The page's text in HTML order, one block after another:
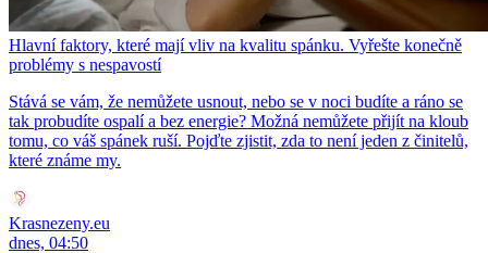
Hlavní faktory, které mají vliv na kvalitu spánku. Vyřešte konečně
problémy s nespavostí
Stává se vám, že nemůžete usnout, nebo se v noci budíte a ráno se
tak probudíte ospalí a bez energie? Možná nemůžete přijít na kloub
tomu, co váš spánek ruší. Pojďte zjistit, zda to není jeden z činitelů,
které známe my.
Krasnezeny.eu
dnes, 04:50